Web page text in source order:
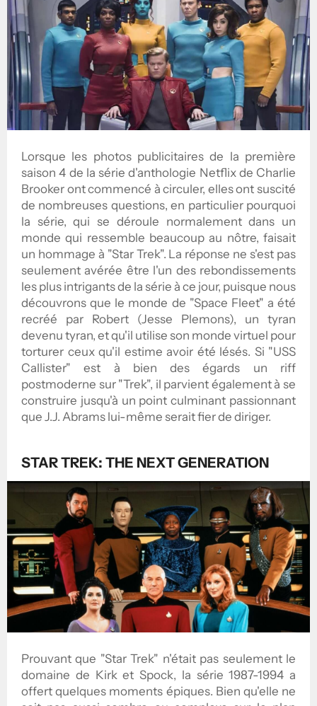
Lorsque les photos publicitaires de la première
saison 4 de la série d'anthologie Netflix de Charlie
Brooker ont commencé à circuler, elles ont suscité
de nombreuses questions, en particulier pourquoi
la série, qui se déroule normalement dans un
monde qui ressemble beaucoup au nôtre, faisait
un hommage à "Star Trek". La réponse ne s'est pas
seulement avérée être l'un des rebondissements
les plus intrigants de la série à ce jour, puisque nous
découvrons que le monde de "Space Fleet" a été
recréé par Robert (Jesse Plemons), un tyran
devenu tyran, et qu'il utilise son monde virtuel pour
torturer ceux qu'il estime avoir été lésés. Si "USS
Callister" est à bien des égards un riff
postmoderne sur "Trek", il parvient également à se
construire jusqu'à un point culminant passionnant
que J.J. Abrams lui-même serait fier de diriger.
STAR TREK: THE NEXT GENERATION
Prouvant que "Star Trek" n'était pas seulement le
domaine de Kirk et Spock, la série 1987-1994 a
offert quelques moments épiques. Bien qu'elle ne